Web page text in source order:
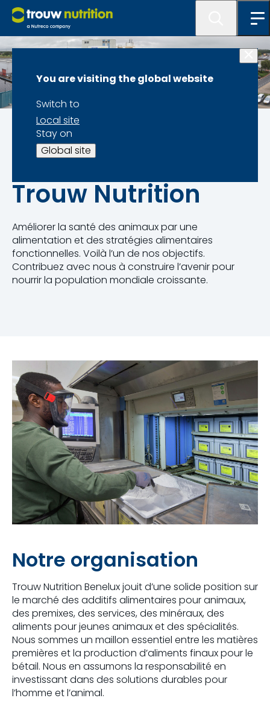
You are visiting the global website
Switch to
Local site
Stay on
Global site
À propos de nous
Travailler chez
Trouw Nutrition
Améliorer la santé des animaux par une
alimentation et des stratégies alimentaires
fonctionnelles. Voilà l’un de nos objectifs.
Contribuez avec nous à construire l’avenir pour
nourrir la population mondiale croissante.
Notre organisation
Trouw Nutrition Benelux jouit d’une solide position sur
le marché des additifs alimentaires pour animaux,
des premixes, des services, des minéraux, des
aliments pour jeunes animaux et des spécialités.
Nous sommes un maillon essentiel entre les matières
premières et la production d’aliments finaux pour le
bétail. Nous en assumons la responsabilité en
investissant dans des solutions durables pour
l’homme et l’animal.